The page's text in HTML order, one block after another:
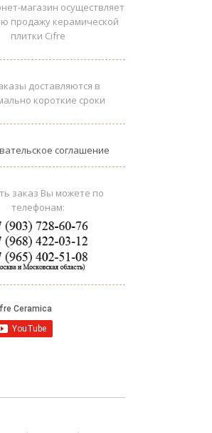
магазин осуществляет
продажу керамической
плитки Cifre
доставляются в
короткие сроки
соглашение
заказ Вы можете по
телефонам: